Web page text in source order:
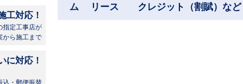
工対応！
指定工事店が
から施工まで
に対応！
込・郵便振替
ム リース クレジット（割賦）など